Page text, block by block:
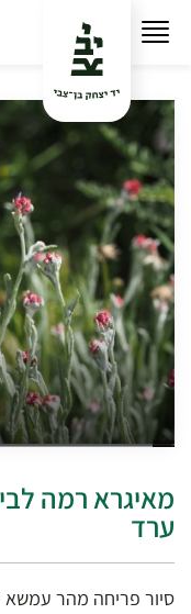
מאיגרא רמה
ערד
סיור פריחה מהר